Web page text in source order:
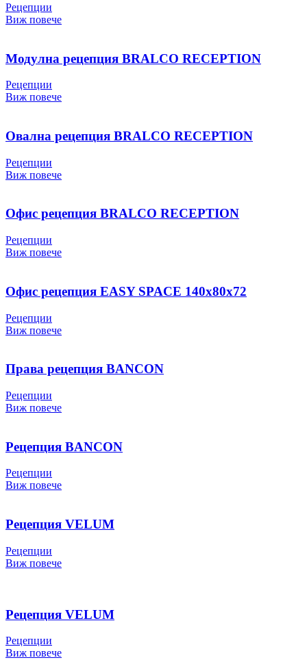
Рецепции
Виж повече
Модулна рецепция BRALCO RECEPTION
Рецепции
Виж повече
Овална рецепция BRALCO RECEPTION
Рецепции
Виж повече
Офис рецепция BRALCO RECEPTION
Рецепции
Виж повече
Офис рецепция EASY SPACE 140х80х72
Рецепции
Виж повече
Права рецепция BANCON
Рецепции
Виж повече
Рецепция BANCON
Рецепции
Виж повече
Рецепция VELUM
Рецепции
Виж повече
Рецепция VELUM
Рецепции
Виж повече